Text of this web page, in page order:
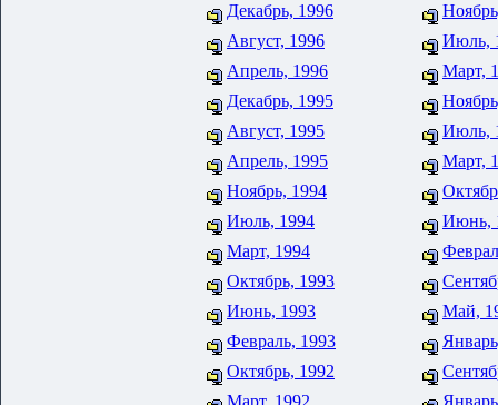
Декабрь, 1996
Август, 1996
Июль,
Апрель, 1996
Март,
Декабрь, 1995
Август, 1995
Июль,
Апрель, 1995
Март,
Ноябрь, 1994
Июль, 1994
Июнь,
Март, 1994
Октябрь, 1993
Июнь, 1993
Май,
Февраль, 1993
Октябрь, 1992
Март, 1992